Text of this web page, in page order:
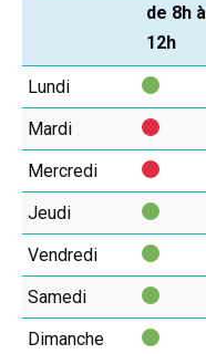
de 8h à
12h
Lundi
Mardi
Mercredi
Jeudi
Vendredi
Samedi
Dimanche